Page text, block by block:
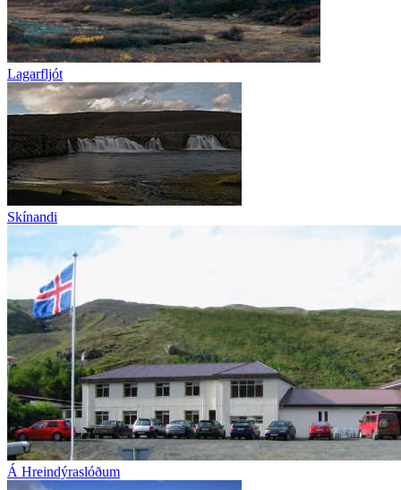
Lagarfljót
Skínandi
Á Hreindýraslóðum